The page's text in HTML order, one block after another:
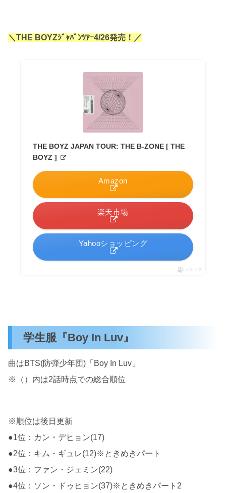
＼THE BOYZｼﾞｬﾊﾟﾝﾂｱｰ4/26発売！／
THE BOYZ JAPAN TOUR: THE B-ZONE [ THE
BOYZ ]
Amazon
楽天市場
Yahooショッピング
ポチップ
学生服『Boy In Luv』
曲はBTS(防弾少年団)「Boy In Luv」
※（）内は2話時点での総合順位
※順位は後日更新
●1位：カン・デヒョン(17)
●2位：キム・ギュレ(12)※ときめきパート
●3位：ファン・ジェミン(22)
●4位：ソン・ドゥヒョン(37)※ときめきパート2